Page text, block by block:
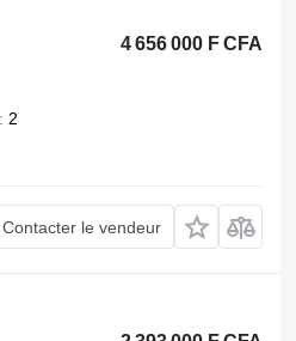
4 656 000 F CFA
2
Contacter le vendeur